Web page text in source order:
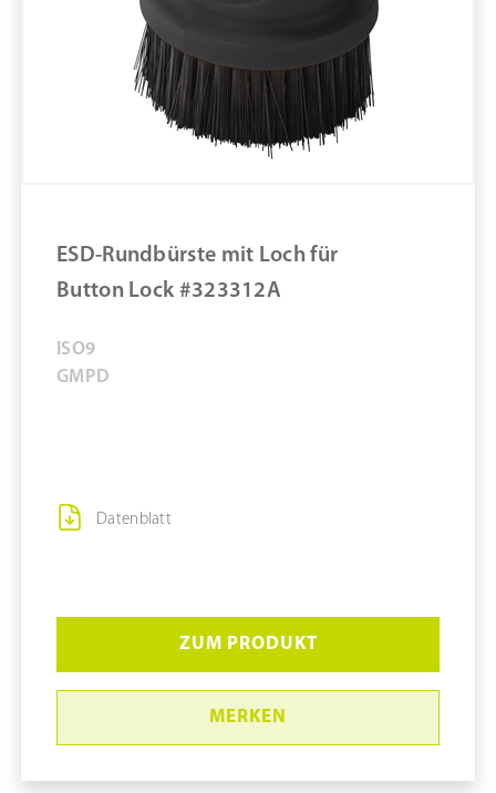
ZUM PRODUKT
MERKEN
ESD-Rundbürste mit Loch für
Button Lock #323312A
Datenblatt
ISO9
GMP D
ZUM PRODUKT
MERKEN